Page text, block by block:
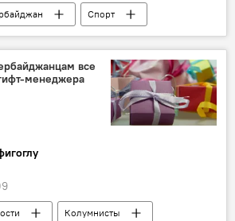
Спорт
Чингиз Абдуллаев
Роберт Просинечки
Музей
все
менеджера
Колумнисты